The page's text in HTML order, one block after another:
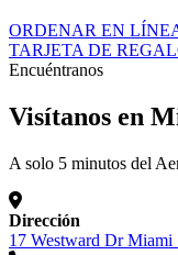
ORDENAR EN
TARJETA DE
Encuéntranos
Visítanos en
A solo 5 minutos del
Dirección
17 Westward Dr Miami